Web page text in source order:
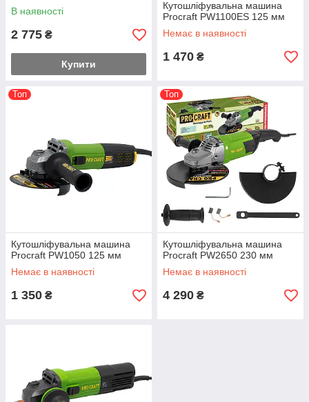
В наявності
2 775 ₴
Купити
Кутошліфувальна машина
Procraft PW1100ES 125 мм
Немає в наявності
1 470 ₴
Топ
Кутошліфувальна машина
Procraft PW1050 125 мм
Немає в наявності
1 350 ₴
Топ
Кутошліфувальна машина
Procraft PW2650 230 мм
Немає в наявності
4 290 ₴